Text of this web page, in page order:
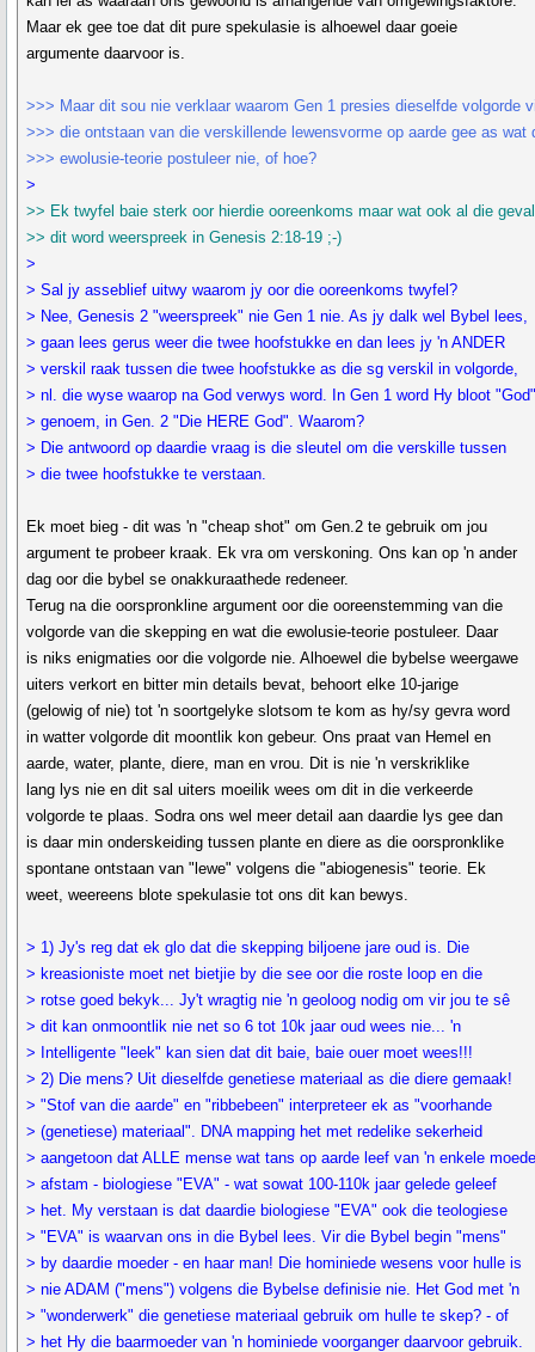
Maar ek gee toe dat dit pure spekulasie is alhoewel daar goeie
argumente daarvoor is.
>>> Maar dit sou nie verklaar waarom Gen 1 presies dieselfde volgorde
>>> die ontstaan van die verskillende lewensvorme op aarde gee as wat
>>> ewolusie-teorie postuleer nie, of hoe?
>
>> Ek twyfel baie sterk oor hierdie ooreenkoms maar wat ook al die
>> dit word weerspreek in Genesis 2:18-19 ;-)
>
> Sal jy asseblief uitwy waarom jy oor die ooreenkoms twyfel?
> Nee, Genesis 2 "weerspreek" nie Gen 1 nie. As jy dalk wel Bybel lees,
> gaan lees gerus weer die twee hoofstukke en dan lees jy 'n ANDER
> verskil raak tussen die twee hoofstukke as die sg verskil in volgorde,
> nl. die wyse waarop na God verwys word. In Gen 1 word Hy bloot
> genoem, in Gen. 2 "Die HERE God". Waarom?
> Die antwoord op daardie vraag is die sleutel om die verskille tussen
> die twee hoofstukke te verstaan.
Ek moet bieg - dit was 'n "cheap shot" om Gen.2 te gebruik om jou
argument te probeer kraak. Ek vra om verskoning. Ons kan op 'n ander
dag oor die bybel se onakkuraathede redeneer.
Terug na die oorspronkline argument oor die ooreenstemming van die
volgorde van die skepping en wat die ewolusie-teorie postuleer. Daar
is niks enigmaties oor die volgorde nie. Alhoewel die bybelse weergawe
uiters verkort en bitter min details bevat, behoort elke 10-jarige
(gelowig of nie) tot 'n soortgelyke slotsom te kom as hy/sy gevra word
in watter volgorde dit moontlik kon gebeur. Ons praat van Hemel en
aarde, water, plante, diere, man en vrou. Dit is nie 'n verskriklike
lang lys nie en dit sal uiters moeilik wees om dit in die verkeerde
volgorde te plaas. Sodra ons wel meer detail aan daardie lys gee dan
is daar min onderskeiding tussen plante en diere as die oorspronklike
spontane ontstaan van "lewe" volgens die "abiogenesis" teorie. Ek
weet, weereens blote spekulasie tot ons dit kan bewys.
> 1) Jy's reg dat ek glo dat die skepping biljoene jare oud is. Die
> kreasioniste moet net bietjie by die see oor die roste loop en die
> rotse goed bekyk... Jy't wragtig nie 'n geoloog nodig om vir jou te sê
> dit kan onmoontlik nie net so 6 tot 10k jaar oud wees nie... 'n
> Intelligente "leek" kan sien dat dit baie, baie ouer moet wees!!!
> 2) Die mens? Uit dieselfde genetiese materiaal as die diere gemaak!
> "Stof van die aarde" en "ribbebeen" interpreteer ek as "voorhande
> (genetiese) materiaal". DNA mapping het met redelike sekerheid
> aangetoon dat ALLE mense wat tans op aarde leef van 'n enkele
> afstam - biologiese "EVA" - wat sowat 100-110k jaar gelede geleef
> het. My verstaan is dat daardie biologiese "EVA" ook die teologiese
> "EVA" is waarvan ons in die Bybel lees. Vir die Bybel begin "mens"
> by daardie moeder - en haar man! Die hominiede wesens voor hulle is
> nie ADAM ("mens") volgens die Bybelse definisie nie. Het God met 'n
> "wonderwerk" die genetiese materiaal gebruik om hulle te skep? - of
> het Hy die baarmoeder van 'n hominiede voorganger daarvoor gebruik.